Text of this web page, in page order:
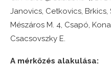
Janovics, Cetkovics, Brkics,
Mészáros M. 4, Csapó,
Csacsovszky E.
A mérkőzés alakulása: